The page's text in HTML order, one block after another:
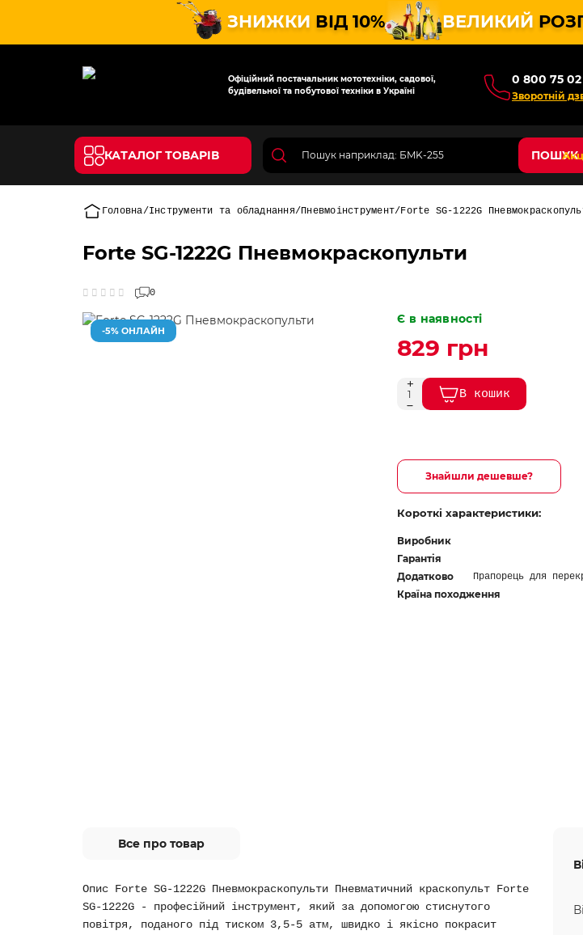
ЗНИЖКИ ВІД 10% ВЕЛИКИЙ
Офіційний постачальник мототехніки, садової,
будівельної та побутової техніки в Україні
0 800 75 02
Зворотній
КАТАЛОГ ТОВАРІВ ПОШУК
Головна Інструменти та обладнання Пневмоінструмент Forte SG-1222G
Forte SG-1222G Пневмокраскопульти
0
-5% ОНЛАЙН
Є в наявності
829 грн
В кошик
Знайшли дешевше?
Короткі характеристики:
Виробник
Гарантія
Додатково Прапорець для
Країна походження
Все про товар
Опис Forte SG-1222G Пневмокраскопульти Пневматичний краскопульт Forte
SG-1222G - професійний інструмент, який за допомогою стиснутого
повітря, поданого під тиском 3,5-5 атм, швидко і якісно покрасит